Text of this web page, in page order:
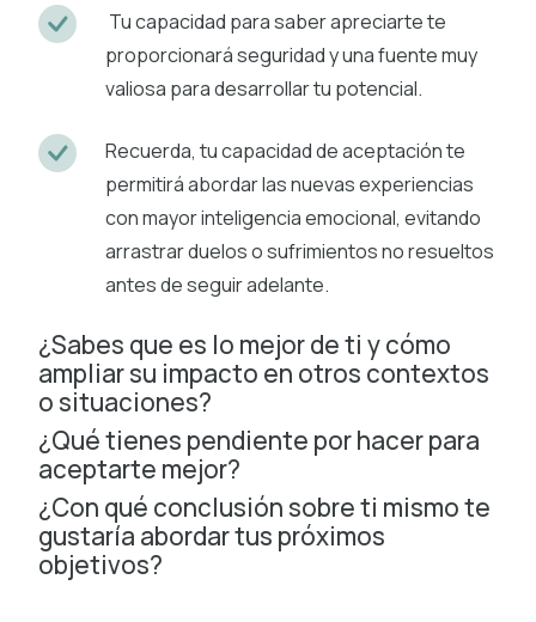
Tu capacidad para saber apreciarte te
proporcionará seguridad y una fuente muy
valiosa para desarrollar tu potencial.
Recuerda, tu capacidad de aceptación te
permitirá abordar las nuevas experiencias
con mayor inteligencia emocional, evitando
arrastrar duelos o sufrimientos no resueltos
antes de seguir adelante.
¿Sabes que es lo mejor de ti y cómo
ampliar su impacto en otros contextos
o situaciones?
¿Qué tienes pendiente por hacer para
aceptarte mejor?
¿Con qué conclusión sobre ti mismo te
gustaría abordar tus próximos
objetivos?